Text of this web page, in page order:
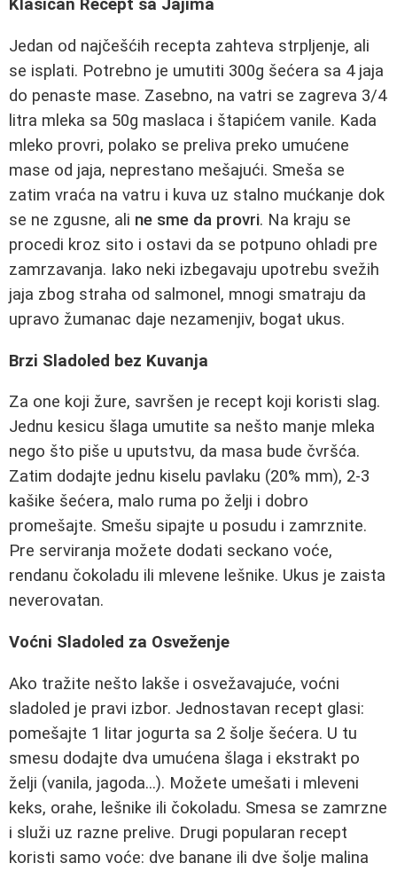
Klasičan Recept sa Jajima
Jedan od najčešćih recepta zahteva strpljenje, ali
se isplati. Potrebno je umutiti 300g šećera sa 4 jaja
do penaste mase. Zasebno, na vatri se zagreva 3/4
litra mleka sa 50g maslaca i štapićem vanile. Kada
mleko provri, polako se preliva preko umućene
mase od jaja, neprestano mešajući. Smeša se
zatim vraća na vatru i kuva uz stalno mućkanje dok
se ne zgusne, ali ne sme da provri. Na kraju se
procedi kroz sito i ostavi da se potpuno ohladi pre
zamrzavanja. Iako neki izbegavaju upotrebu svežih
jaja zbog straha od salmonel, mnogi smatraju da
upravo žumanac daje nezamenjiv, bogat ukus.
Brzi Sladoled bez Kuvanja
Za one koji žure, savršen je recept koji koristi slag.
Jednu kesicu šlaga umutite sa nešto manje mleka
nego što piše u uputstvu, da masa bude čvršća.
Zatim dodajte jednu kiselu pavlaku (20% mm), 2-3
kašike šećera, malo ruma po želji i dobro
promešajte. Smešu sipajte u posudu i zamrznite.
Pre serviranja možete dodati seckano voće,
rendanu čokoladu ili mlevene lešnike. Ukus je zaista
neverovatan.
Voćni Sladoled za Osvеženje
Ako tražite nešto lakše i osvežavajuće, voćni
sladoled je pravi izbor. Jednostavan recept glasi:
pomešajte 1 litar jogurta sa 2 šolje šećera. U tu
smesu dodajte dva umućena šlaga i ekstrakt po
želji (vanila, jagoda...). Možete umešati i mleveni
keks, orahe, lešnike ili čokoladu. Smesa se zamrzne
i služi uz razne prelive. Drugi popularan recept
koristi samo voće: dve banane ili dve šolje malina